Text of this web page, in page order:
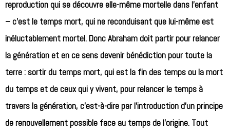
reproduction qui se découvre elle-même mortelle dans l’enfant
– c’est le temps mort, qui ne reconduisant que lui-même est
inéluctablement mortel. Donc Abraham doit partir pour relancer
la génération et en ce sens devenir bénédiction pour toute la
terre : sortir du temps mort, qui est la fin des temps ou la mort
du temps et de ceux qui y vivent, pour relancer le temps à
travers la génération, c’est-à-dire par l’introduction d’un principe
de renouvellement possible face au temps de l’origine. Tout